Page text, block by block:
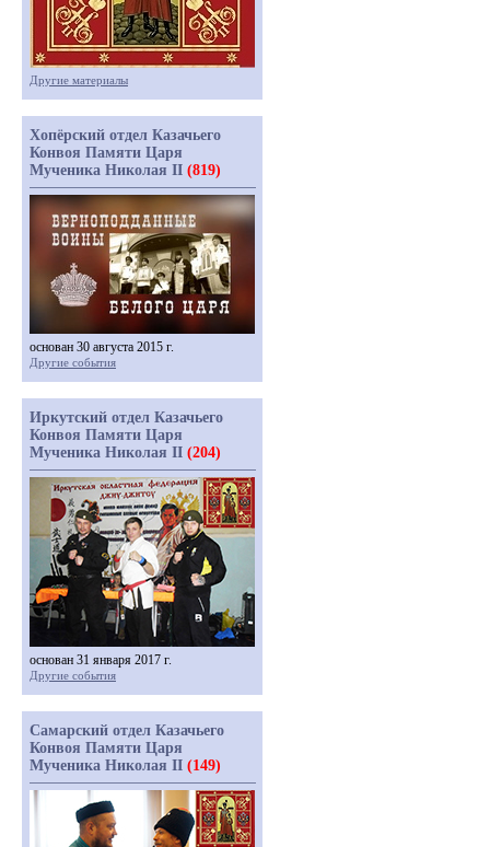
Другие материалы
Хопёрский отдел Казачьего
Конвоя Памяти Царя
Мученика Николая II (819)
основан 30 августа 2015 г.
Другие события
Иркутский отдел Казачьего
Конвоя Памяти Царя
Мученика Николая II (204)
основан 31 января 2017 г.
Другие события
Самарский отдел Казачьего
Конвоя Памяти Царя
Мученика Николая II (149)